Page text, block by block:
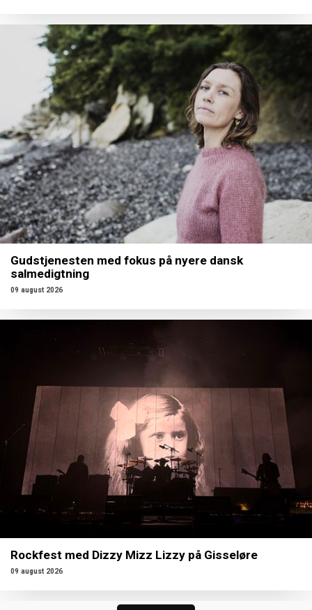
Gudstjenesten med fokus på nyere dansk
salmedigtning
09 august 2026
Rockfest med Dizzy Mizz Lizzy på Gisseløre
09 august 2026